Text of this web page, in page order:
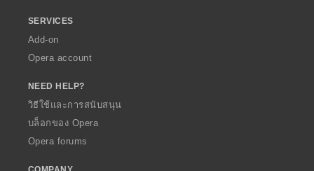
SERVICES
Add-on
Opera account
NEED HELP?
วิธีใช้และการสนับสนุน
บล็อกของ Opera
Opera forums